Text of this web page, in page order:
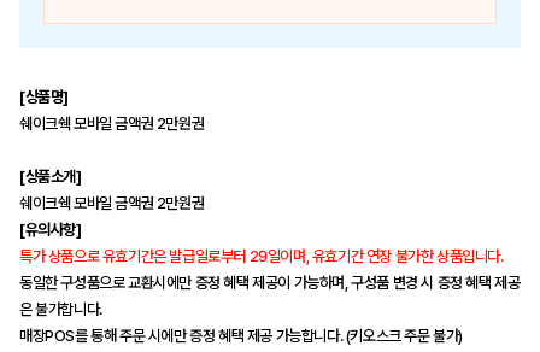
[상품명]
쉐이크쉑 모바일 금액권 2만원권
[상품소개]
쉐이크쉑 모바일 금액권 2만원권
[유의사항]
특가 상품으로 유효기간은 발급일로부터 29일이며, 유효기간 연장 불가한 상품입니다.
동일한 구성품으로 교환시에만 증정 혜택 제공이 가능하며, 구성품 변경 시 증정 혜택 제공
은 불가합니다.
매장POS를 통해 주문 시에만 증정 혜택 제공 가능합니다. (키오스크 주문 불가)